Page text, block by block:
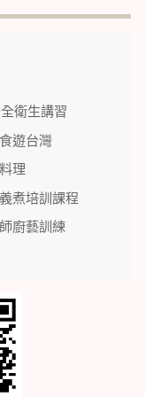
衛生講習
遊台灣
理
煮培訓課程
廚藝訓練